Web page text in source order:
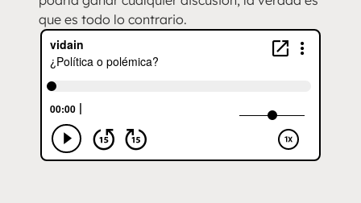
que es todo lo contrario.